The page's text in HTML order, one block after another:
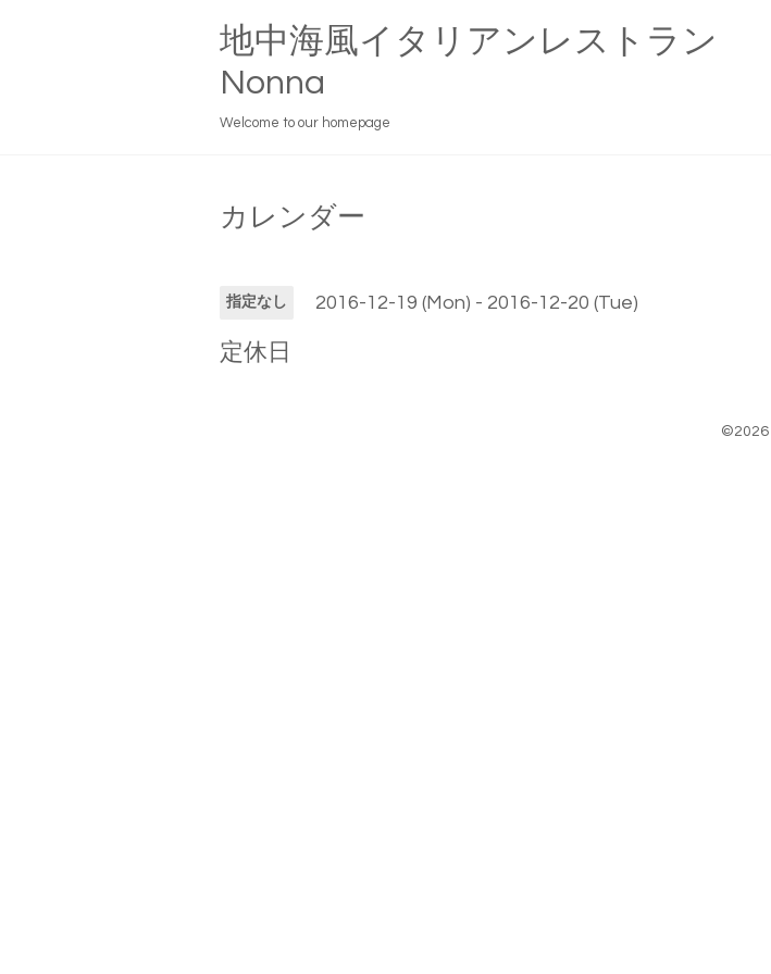
地中海風イタリアンレストラン
Nonna
Welcome to our homepage
カレンダー
指定なし 2016-12-19 (Mon) - 2016-12-20 (Tue)
定休日
©2026